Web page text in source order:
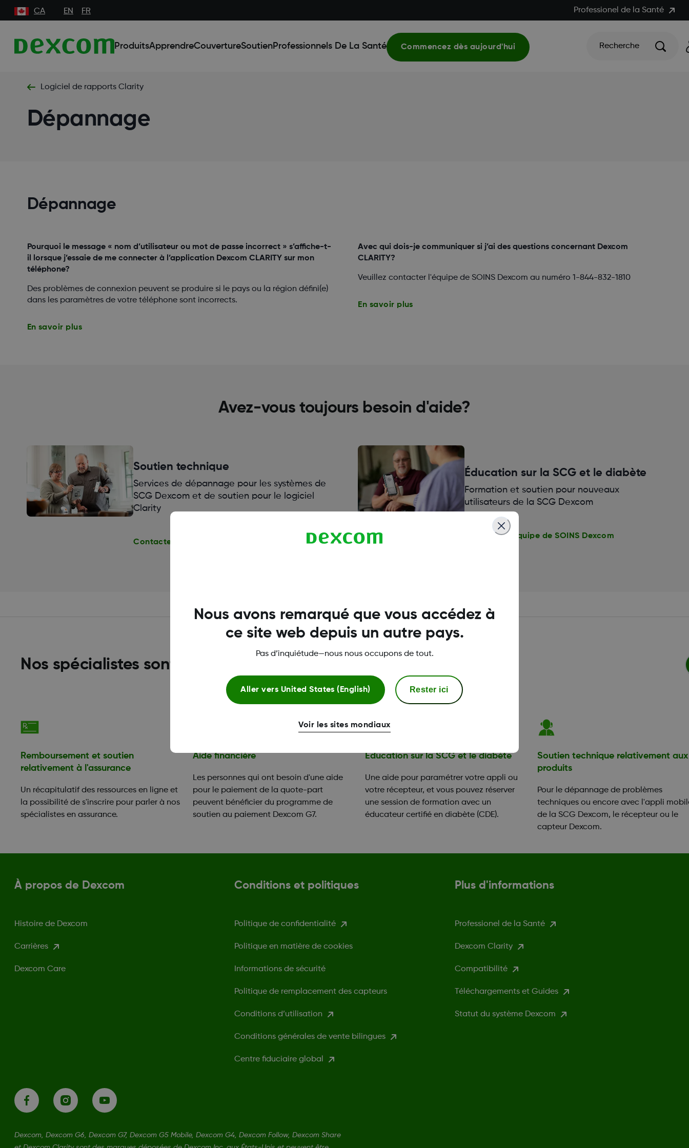
CA EN FR Professionel de la Santé
ProduitsApprendreCouvertureSoutienProfessionnels De La Santé Commencez dès aujourd'hui Recherche
Logiciel de rapports Clarity
Dépannage
Dépannage
Pourquoi le message « nom d’utilisateur ou mot de passe incorrect » s’affiche-t-
il lorsque j’essaie de me connecter à l’application Dexcom CLARITY sur mon
téléphone?
Des problèmes de connexion peuvent se produire si le pays ou la région défini(e)
dans les paramètres de votre téléphone sont incorrects.
En savoir plus
Avec qui dois-je communiquer si j’ai des questions concernant Dexcom
CLARITY?
Veuillez contacter l'équipe de SOINS Dexcom au numéro 1-844-832-1810
En savoir plus
Avez-vous toujours besoin d'aide?
Soutien technique
Services de dépannage pour les systèmes de
SCG Dexcom et de soutien pour le logiciel
Clarity
Contacter le Soutien technique
Éducation sur la SCG et le diabète
Formation et soutien pour nouveaux
utilisateurs de la SCG Dexcom
Contacter l’équipe de SOINS Dexcom
Nos spécialistes sont là pour vous aider.
Remboursement et soutien
relativement à l'assurance
Un récapitulatif des ressources en ligne et
la possibilité de s'inscrire pour parler à nos
spécialistes en assurance.
Aide financière
Les personnes qui ont besoin d'une aide
pour le paiement de la quote-part
peuvent bénéficier du programme de
soutien au paiement Dexcom G7.
Éducation sur la SCG et le diabète
Une aide pour paramétrer votre appli ou
votre récepteur, et vous pouvez réserver
une session de formation avec un
éducateur certifié en diabète (CDE).
Soutien technique relativement aux
produits
Pour le dépannage de problèmes
techniques ou encore avec l'appli
de la SCG Dexcom, le récepteur ou le
capteur Dexcom.
À propos de Dexcom
Histoire de Dexcom
Carrières
Dexcom Care
Conditions et politiques
Politique de confidentialité
Politique en matière de cookies
Informations de sécurité
Politique de remplacement des capteurs
Conditions d’utilisation
Conditions générales de vente bilingues
Centre fiduciaire global
Plus d'informations
Professionel de la Santé
Dexcom Clarity
Compatibilité
Téléchargements et Guides
Statut du système Dexcom
Dexcom, Dexcom G6, Dexcom G7, Dexcom G5 Mobile, Dexcom G4, Dexcom Follow, Dexcom Share
Nous avons remarqué que vous accédez à
ce site web depuis un autre pays.
Pas d’inquiétude—nous nous occupons de tout.
Aller vers United States (English) Rester ici
Voir les sites mondiaux